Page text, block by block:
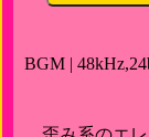
BGM |